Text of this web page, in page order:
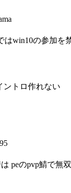
はwin10の参加を
ントロ作れない
peのpvp鯖で無